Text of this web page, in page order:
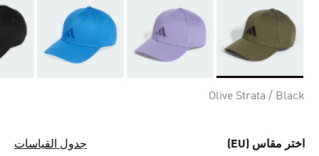
Olive Strata / Black
اختر مقاس (EU) جدول القياسات